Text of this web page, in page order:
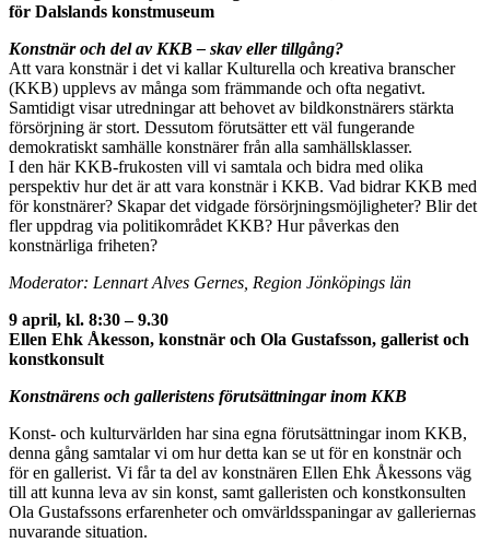
för Dalslands konstmuseum
Konstnär och del av KKB – skav eller tillgång?
Att vara konstnär i det vi kallar Kulturella och kreativa branscher
(KKB) upplevs av många som främmande och ofta negativt.
Samtidigt visar utredningar att behovet av bildkonstnärers stärkta
försörjning är stort. Dessutom förutsätter ett väl fungerande
demokratiskt samhälle konstnärer från alla samhällsklasser.
I den här KKB-frukosten vill vi samtala och bidra med olika
perspektiv hur det är att vara konstnär i KKB. Vad bidrar KKB med
för konstnärer? Skapar det vidgade försörjningsmöjligheter? Blir det
fler uppdrag via politikområdet KKB? Hur påverkas den
konstnärliga friheten?
Moderator: Lennart Alves Gernes, Region Jönköpings län
9 april, kl. 8:30 – 9.30
Ellen Ehk Åkesson, konstnär och Ola Gustafsson, gallerist och
konstkonsult
Konstnärens och galleristens förutsättningar inom KKB
Konst- och kulturvärlden har sina egna förutsättningar inom KKB,
denna gång samtalar vi om hur detta kan se ut för en konstnär och
för en gallerist. Vi får ta del av konstnären Ellen Ehk Åkessons väg
till att kunna leva av sin konst, samt galleristen och konstkonsulten
Ola Gustafssons erfarenheter och omvärldsspaningar av galleriernas
nuvarande situation.